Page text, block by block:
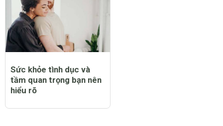
0 Thích
CHỦ ĐỀ NỔI BẬT